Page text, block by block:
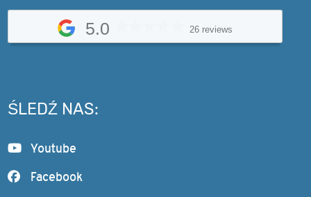
5.0 26 reviews
ŚLEDŹ NAS:
Youtube
Facebook